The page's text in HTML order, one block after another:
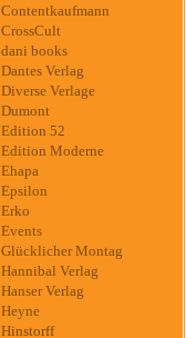
Contentkaufmann
CrossCult
dani books
Dantes Verlag
Diverse Verlage
Dumont
Edition 52
Edition Moderne
Ehapa
Epsilon
Erko
Events
Glücklicher Montag
Hannibal Verlag
Hanser Verlag
Heyne
Hinstorff